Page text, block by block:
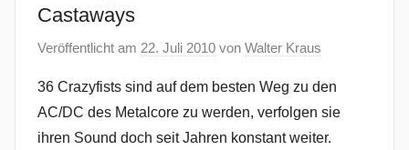
Castaways
Veröffentlicht am 22. Juli 2010 von Walter Kraus
36 Crazyfists sind auf dem besten Weg zu den
AC/DC des Metalcore zu werden, verfolgen sie
ihren Sound doch seit Jahren konstant weiter.